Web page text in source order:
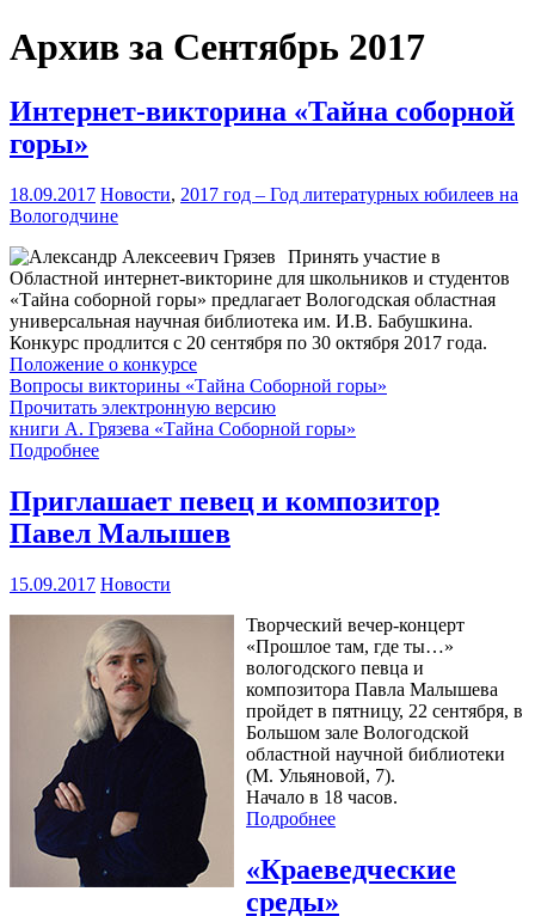
Архив за Сентябрь 2017
Интернет-викторина «Тайна соборной
горы»
18.09.2017 Новости, 2017 год – Год литературных юбилеев на
Вологодчине
Принять участие в
Областной интернет-викторине для школьников и студентов
«Тайна соборной горы» предлагает Вологодская областная
универсальная научная библиотека им. И.В. Бабушкина.
Конкурс продлится с 20 сентября по 30 октября 2017 года.
Положение о конкурсе
Вопросы викторины «Тайна Соборной горы»
Прочитать электронную версию
книги А. Грязева «Тайна Соборной горы»
Подробнее
Приглашает певец и композитор
Павел Малышев
15.09.2017 Новости
Творческий вечер-концерт
«Прошлое там, где ты…»
вологодского певца и
композитора Павла Малышева
пройдет в пятницу, 22 сентября, в
Большом зале Вологодской
областной научной библиотеки
(М. Ульяновой, 7).
Начало в 18 часов.
Подробнее
«Краеведческие
среды»